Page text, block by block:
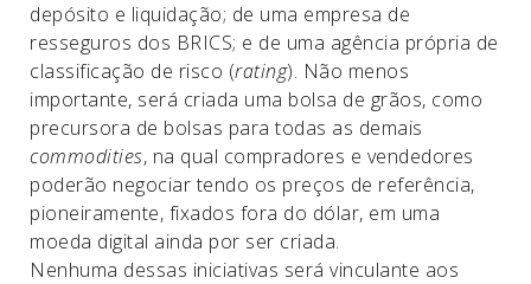
depósito e liquidação; de uma empresa de
resseguros dos BRICS; e de uma agência própria de
classificação de risco (rating). Não menos
importante, será criada uma bolsa de grãos, como
precursora de bolsas para todas as demais
commodities, na qual compradores e vendedores
poderão negociar tendo os preços de referência,
pioneiramente, fixados fora do dólar, em uma
moeda digital ainda por ser criada.
Nenhuma dessas iniciativas será vinculante aos